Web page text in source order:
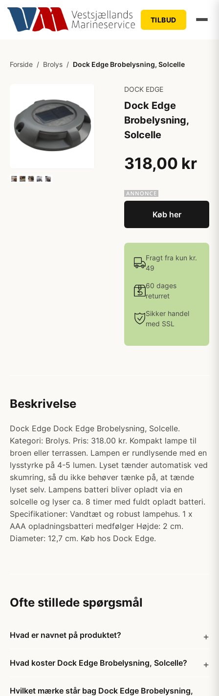
TILBUD
Forside / Brolys / Dock Edge Brobelysning, Solcelle
DOCK EDGE
Dock Edge
Brobelysning,
Solcelle
318,00 kr
Køb her
Fragt fra kun kr.
49
60 dages
returret
Sikker handel
med SSL
Beskrivelse
Dock Edge Dock Edge Brobelysning, Solcelle.
Kategori: Brolys. Pris: 318.00 kr. Kompakt lampe til
broen eller terrassen. Lampen er rundlysende med en
lysstyrke på 4-5 lumen. Lyset tænder automatisk ved
skumring, så du ikke behøver tænke på, at tænde
lyset selv. Lampens batteri bliver opladt via en
solcelle og lyser ca. 8 timer med fuldt opladt batteri.
Specifikationer: Vandtæt og robust lampehus. 1 x
AAA opladningsbatteri medfølger Højde: 2 cm.
Diameter: 12,7 cm. Køb hos Dock Edge.
Ofte stillede spørgsmål
Hvad er navnet på produktet?
Hvad koster Dock Edge Brobelysning, Solcelle?
Hvilket mærke står bag Dock Edge Brobelysning,